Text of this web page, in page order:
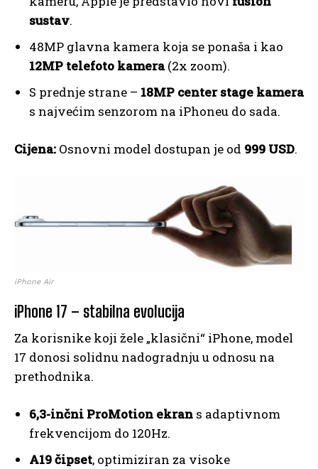
sustav.
48MP glavna kamera koja se ponaša i kao
12MP telefoto kamera(2x zoom).
S prednje strane – 18MP center stage kamera
s najvećim senzorom na iPhoneu do sada.
Cijena: Osnovni model dostupan je od 999 USD.
iPhone Air
iPhone 17 – stabilna evolucija
Za korisnike koji žele „klasični“ iPhone, model
17 donosi solidnu nadogradnju u odnosu na
prethodnika.
6,3-inčni ProMotion ekran s adaptivnom
frekvencijom do 120Hz.
A19 čipset, optimiziran za visoke